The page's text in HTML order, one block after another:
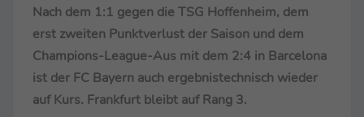
Nach dem 1:1 gegen die TSG Hoffenheim, dem
erst zweiten Punktverlust der Saison und dem
Champions-League-Aus mit dem 2:4 in Barcelona
ist der FC Bayern auch ergebnistechnisch wieder
auf Kurs. Frankfurt bleibt auf Rang 3.